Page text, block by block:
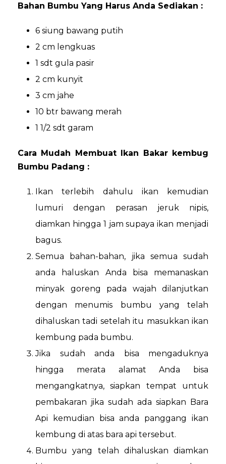
Bahan Bumbu Yang Harus Anda Sediakan :
6 siung bawang putih
2 cm lengkuas
1 sdt gula pasir
2 cm kunyit
3 cm jahe
10 btr bawang merah
1 1/2 sdt garam
Cara Mudah Membuat Ikan Bakar kembug
Bumbu Padang :
Ikan terlebih dahulu ikan kemudian
lumuri dengan perasan jeruk nipis,
diamkan hingga 1 jam supaya ikan menjadi
bagus.
Semua bahan-bahan, jika semua sudah
anda haluskan Anda bisa memanaskan
minyak goreng pada wajah dilanjutkan
dengan menumis bumbu yang telah
dihaluskan tadi setelah itu masukkan ikan
kembung pada bumbu.
Jika sudah anda bisa mengaduknya
hingga merata alamat Anda bisa
mengangkatnya, siapkan tempat untuk
pembakaran jika sudah ada siapkan Bara
Api kemudian bisa anda panggang ikan
kembung di atas bara api tersebut.
Bumbu yang telah dihaluskan diamkan